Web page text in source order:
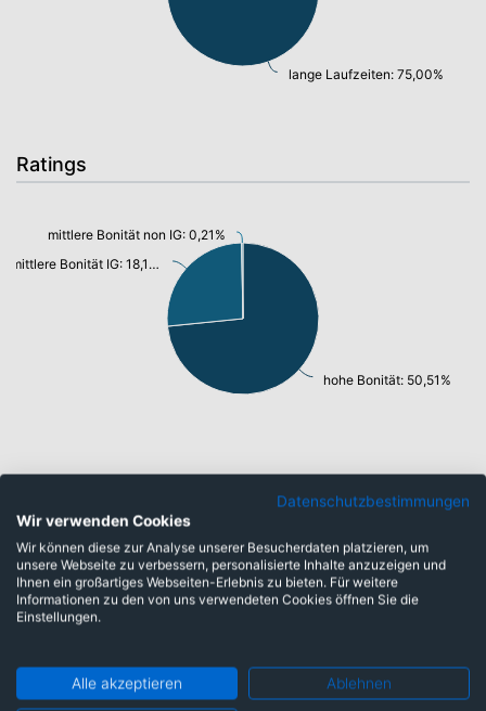
lange Laufzeiten: 75,00%
Ratings
hohe Bonität: 50,51%
mittlere Bonität IG: 18,10%
mittlere Bonität non IG: 0,21%
US-Dollar: 0,12%
Pfund Sterling: 0,04%
Datenschutzbestimmungen
Wir verwenden Cookies
Wir können diese zur Analyse unserer Besucherdaten platzieren, um
unsere Webseite zu verbessern, personalisierte Inhalte anzuzeigen und
Ihnen ein großartiges Webseiten-Erlebnis zu bieten. Für weitere
Informationen zu den von uns verwendeten Cookies öffnen Sie die
Einstellungen.
Alle akzeptieren Ablehnen